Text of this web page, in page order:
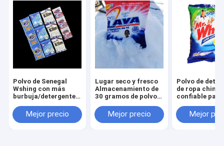
Polvo de Senegal
Wshing con más
burbuja/detergente
mano/el polvo del
detergente para ropa
Mejor precio
Lugar seco y fresco
Almacenamiento de
30 gramos de polvo
fragancia fresca
Mejor precio
Polvo de
de ropa chino
confiable para
Mejor